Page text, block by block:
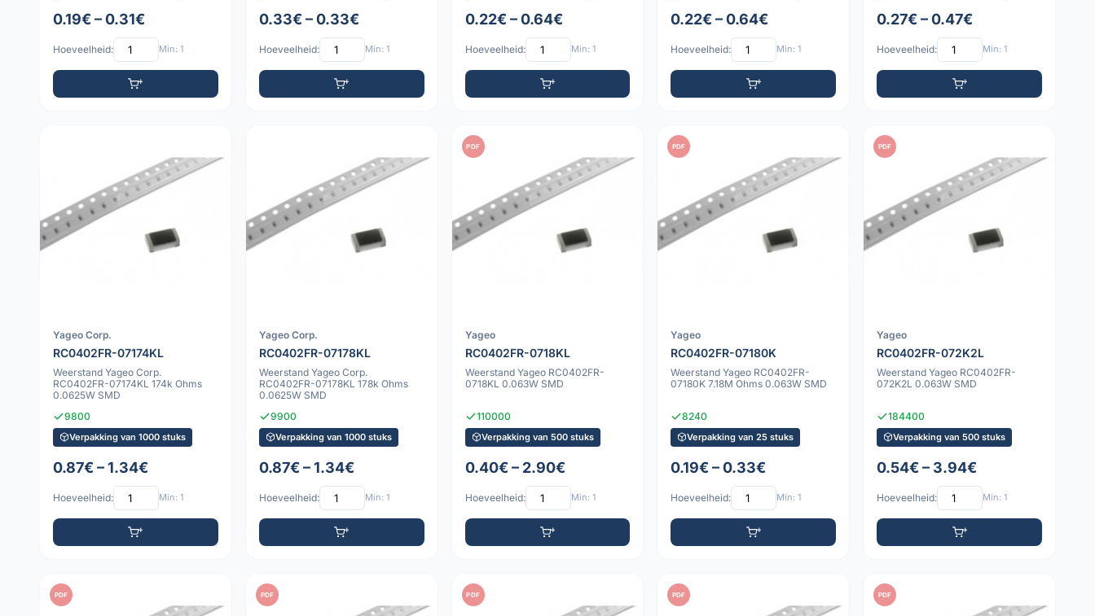
0.19€ – 0.31€
Hoeveelheid: Min: 1
0.33€ – 0.33€
Hoeveelheid: Min: 1
0.22€ – 0.64€
Hoeveelheid: Min: 1
0.22€ – 0.64€
Hoeveelheid: Min: 1
0.27€ – 0.47€
Hoeveelheid: Min: 1
Yageo Corp.
RC0402FR-07174KL
Weerstand Yageo Corp.
RC0402FR-07174KL 174k Ohms
0.0625W SMD
9800
Verpakking van 1000 stuks
0.87€ – 1.34€
Hoeveelheid: Min: 1
Yageo Corp.
RC0402FR-07178KL
Weerstand Yageo Corp.
RC0402FR-07178KL 178k Ohms
0.0625W SMD
9900
Verpakking van 1000 stuks
0.87€ – 1.34€
Hoeveelheid: Min: 1
PDF
Yageo
RC0402FR-0718KL
Weerstand Yageo RC0402FR-
0718KL 0.063W SMD
110000
Verpakking van 500 stuks
0.40€ – 2.90€
Hoeveelheid: Min: 1
PDF
Yageo
RC0402FR-07180K
Weerstand Yageo RC0402FR-
07180K 7.18M Ohms 0.063W SMD
8240
Verpakking van 25 stuks
0.19€ – 0.33€
Hoeveelheid: Min: 1
PDF
Yageo
RC0402FR-072K2L
Weerstand Yageo RC0402FR-
072K2L 0.063W SMD
184400
Verpakking van 500 stuks
0.54€ – 3.94€
Hoeveelheid: Min: 1
PDF PDF PDF PDF PDF